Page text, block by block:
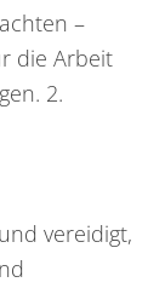
–
die Arbeit
2.
vereidigt,